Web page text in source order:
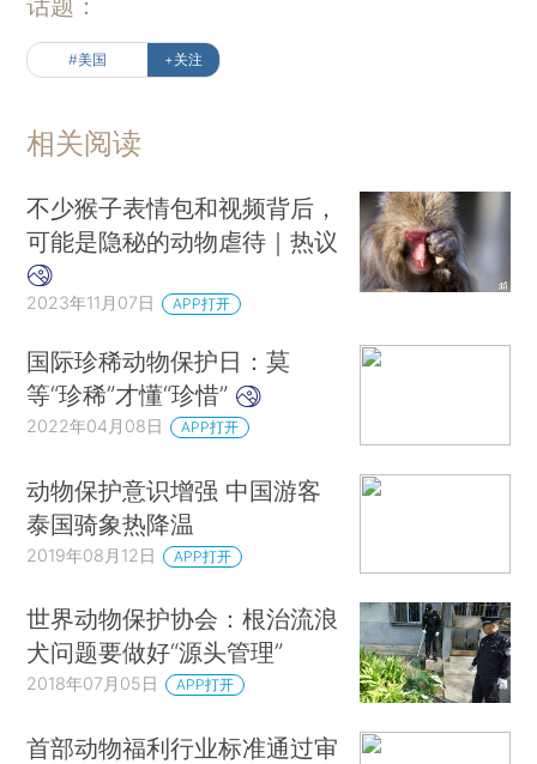
#美国 +关注
相关阅读
不少猴子表情包和视频背后，
可能是隐秘的动物虐待｜热议
2023年11月07日 APP打开
国际珍稀动物保护日：莫
等“珍稀”才懂“珍惜”
2022年04月08日 APP打开
动物保护意识增强 中国游客
泰国骑象热降温
2019年08月12日 APP打开
世界动物保护协会：根治流浪
犬问题要做好“源头管理”
2018年07月05日 APP打开
首部动物福利行业标准通过审